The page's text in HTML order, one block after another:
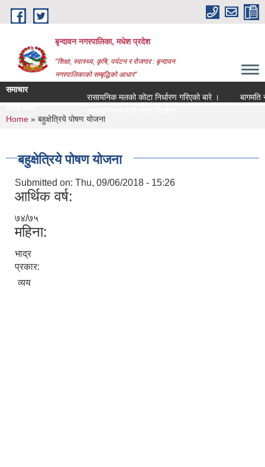
Skip to main content
बृन्दावन नगरपालिका, मधेश प्रदेश
"शिक्षा, स्वास्थ्य, कृषि, पर्यटन र रोजगार : बृन्दावन
नगरपालिकाको सम्बृद्धिको आधार"
समाचार
रासायनिक मलको कोटा निर्धारण गरिएको बारे ।
बागमति
You are here
Home » बहुक्षेत्रिये पोषण योजना
बहुक्षेत्रिये पोषण योजना
Submitted on: Thu, 09/06/2018 - 15:26
आर्थिक वर्ष:
७४/७५
महिना:
भाद्र
प्रकार:
व्यय